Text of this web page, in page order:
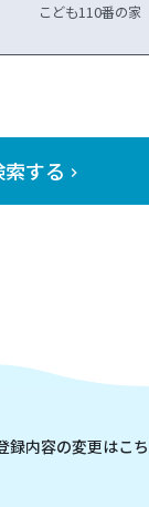
こども110番の家
する keyboard_arrow_right
録内容の変更はこ